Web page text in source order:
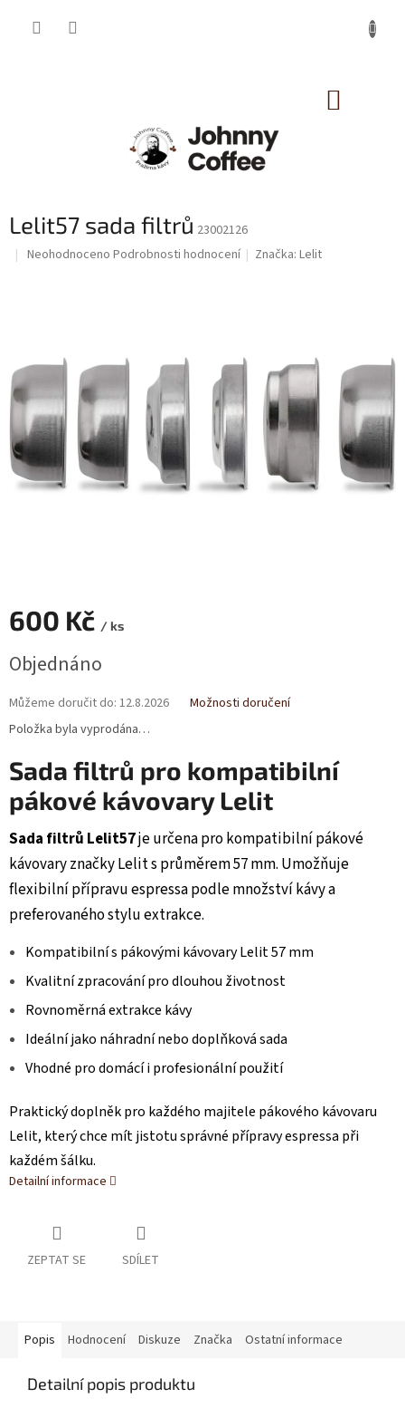
Lelit57 sada filtrů 23002126
Průměrné
hvězdiček.
Neohodnoceno Podrobnosti hodnocení Značka:Lelit
600 Kč / ks
cena:
Objednáno
Můžeme doručit do: 12.8.2026
Možnosti doručení
Položka byla vyprodána…
Sada filtrů pro kompatibilní
pákové kávovary Lelit
Sada filtrů Lelit57je určena pro kompatibilní pákové
kávovary značky Lelit s průměrem 57 mm. Umožňuje
flexibilní přípravu espressa podle množství kávy a
preferovaného stylu extrakce.
Kompatibilní s pákovými kávovary Lelit 57 mm
Kvalitní zpracování pro dlouhou životnost
Rovnoměrná extrakce kávy
Ideální jako náhradní nebo doplňková sada
Vhodné pro domácí i profesionální použití
Praktický doplněk pro každého majitele pákového kávovaru
Lelit, který chce mít jistotu správné přípravy espressa při
každém šálku.
Detailní informace
ZEPTAT SE SDÍLET
Popis Hodnocení Diskuze Značka Ostatní informace
Detailní popis produktu